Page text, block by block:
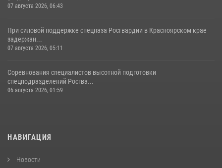
07 августа 2026, 06:43
При силовой поддержке спецназа Росгвардии в Красноярском крае
задержан...
07 августа 2026, 05:11
Соревнования специалистов высотной подготовки
спецподразделений Росгва...
06 августа 2026, 01:59
НАВИГАЦИЯ
Новости